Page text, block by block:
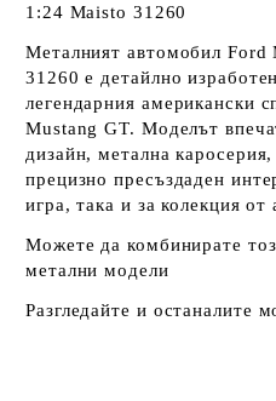
1:24 Maisto 31260
Металният автомобил Ford
31260 е детайлно
легендарния американски
Mustang GT. Моделът
дизайн, метална
прецизно пресъздаден
игра, така и за колекция
Можете да комбинирате
метални модели
Разгледайте и останалите